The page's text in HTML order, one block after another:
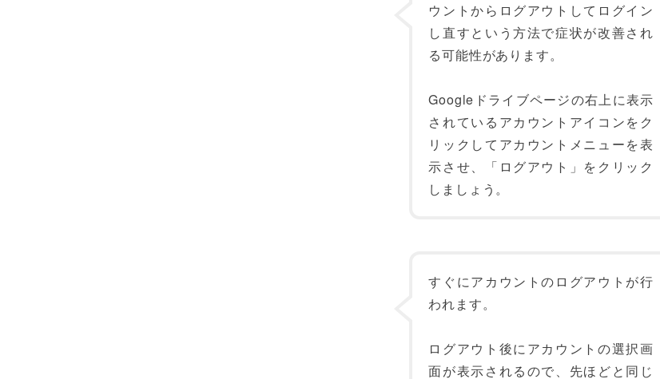
ウントからログアウトしてログイン
し直すという方法で症状が改善され
る可能性があります。
Googleドライブページの右上に表示
されているアカウントアイコンをク
リックしてアカウントメニューを表
示させ、「ログアウト」をクリック
しましょう。
すぐにアカウントのログアウトが行
われます。
ログアウト後にアカウントの選択画
面が表示されるので、先ほどと同じ